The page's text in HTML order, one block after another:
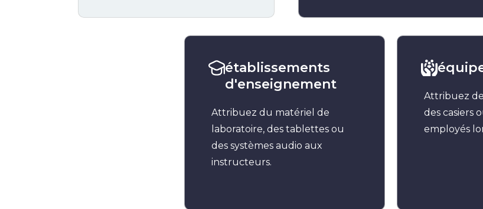
établissements
d'enseignement
Attribuez du matériel de
laboratoire, des tablettes ou
des systèmes audio aux
instructeurs.
Attribuez
des casiers
employés